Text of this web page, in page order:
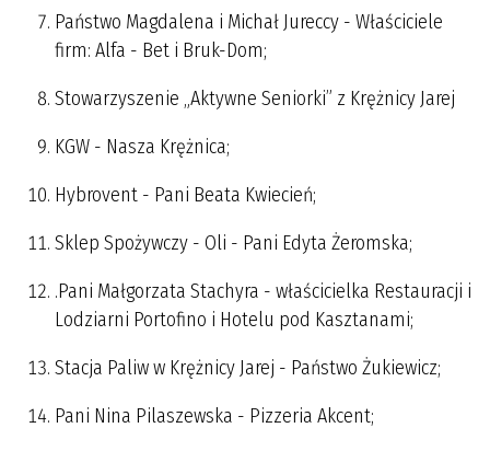
Państwo Magdalena i Michał Jureccy - Właściciele
firm: Alfa - Bet i Bruk-Dom;
Stowarzyszenie „Aktywne Seniorki” z Krężnicy Jarej
KGW - Nasza Krężnica;
Hybrovent - Pani Beata Kwiecień;
Sklep Spożywczy - Oli - Pani Edyta Żeromska;
.Pani Małgorzata Stachyra - właścicielka Restauracji i
Lodziarni Portofino i Hotelu pod Kasztanami;
Stacja Paliw w Krężnicy Jarej - Państwo Żukiewicz;
Pani Nina Pilaszewska - Pizzeria Akcent;